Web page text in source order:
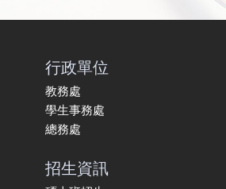
行政單位
教務處
學生事務處
總務處
招生資訊